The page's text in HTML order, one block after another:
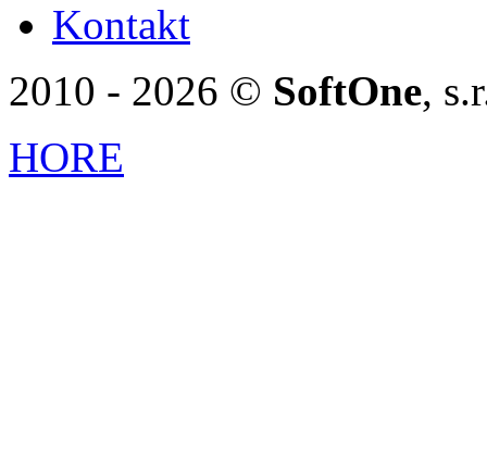
Kontakt
2010 - 2026 © SoftOne,
HORE